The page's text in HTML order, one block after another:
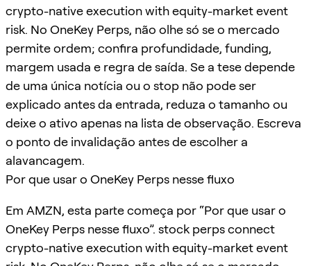
crypto-native execution with equity-market event
risk. No OneKey Perps, não olhe só se o mercado
permite ordem; confira profundidade, funding,
margem usada e regra de saída. Se a tese depende
de uma única notícia ou o stop não pode ser
explicado antes da entrada, reduza o tamanho ou
deixe o ativo apenas na lista de observação. Escreva
o ponto de invalidação antes de escolher a
alavancagem.
Por que usar o OneKey Perps nesse fluxo
Em AMZN, esta parte começa por “Por que usar o
OneKey Perps nesse fluxo”. stock perps connect
crypto-native execution with equity-market event